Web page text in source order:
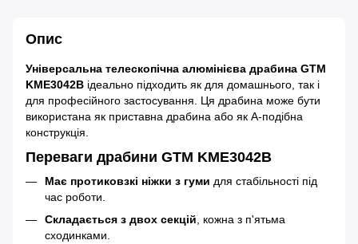
Опис
Універсальна телескопічна алюмінієва драбина GTM
KME3042B ідеально підходить як для домашнього, так і
для професійного застосування. Ця драбина може бути
використана як приставна драбина або як А-подібна
конструкція.
Переваги драбини GTM KME3042B
Має протиковзкі ніжки з гуми для стабільності під
час роботи.
Складається з двох секцій , кожна з п'ятьма
сходинками.